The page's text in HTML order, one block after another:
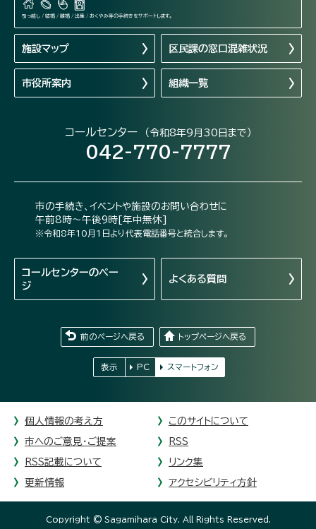
引っ越し / 結婚 / 離婚 / 出産 / おくやみ等の手続きをサポートします。
施設マップ 区民課の窓口混雑状況
市役所案内 組織一覧
コールセンター （令和8年9月30日まで）
042-770-7777
市の手続き、イベントや施設のお問い合わせに
午前8時～午後9時[年中無休]
※令和8年10月1日より代表電話番号と統合します。
コールセンターのペー
ジ
よくある質問
前のページへ戻る トップページへ戻る
表示 PC スマートフォン
個人情報の考え方 このサイトについて
市へのご意見・ご提案 RSS
RSS記載について リンク集
更新情報 アクセシビリティ方針
Copyright © Sagamihara City. All Rights Reserved.